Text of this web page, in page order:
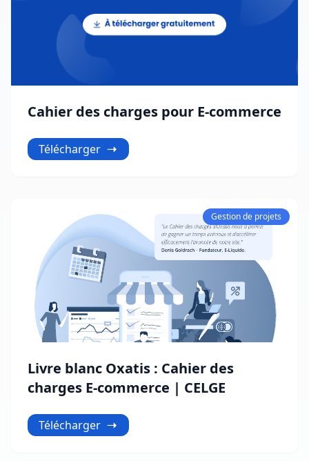
Cahier des charges pour E-commerce
Télécharger
Gestion de projets
Livre blanc Oxatis : Cahier des
charges E-commerce | CELGE
Télécharger